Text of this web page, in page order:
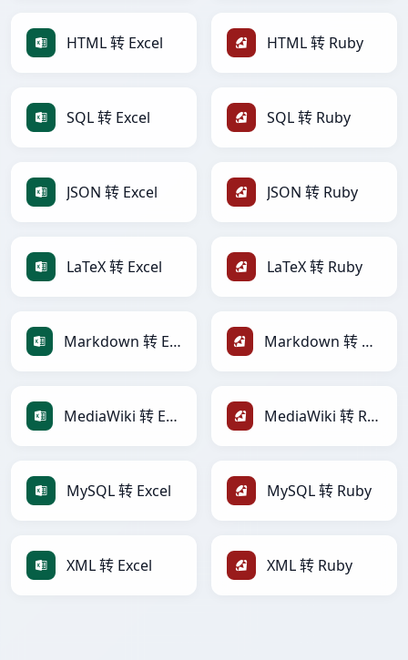
HTML 转 Excel HTML 转 Ruby
SQL 转 Excel SQL 转 Ruby
JSON 转 Excel JSON 转 Ruby
LaTeX 转 Excel LaTeX 转 Ruby
Markdown 转 Excel Markdown 转 Ruby
MediaWiki 转 Excel MediaWiki 转 Ruby
MySQL 转 Excel MySQL 转 Ruby
XML 转 Excel XML 转 Ruby